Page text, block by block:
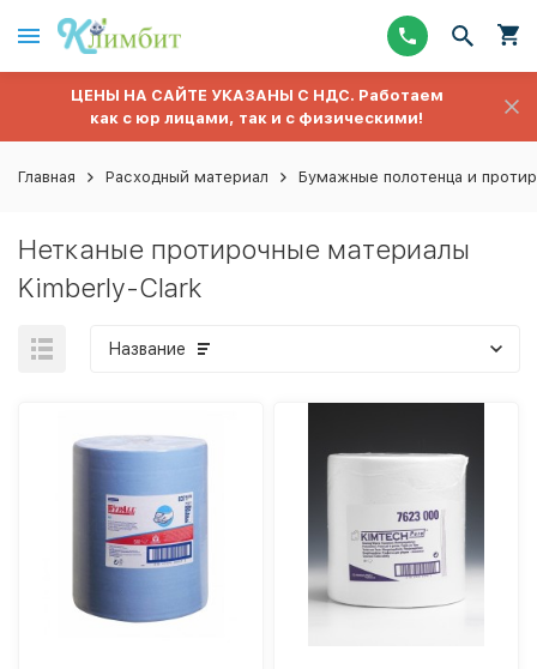
ЦЕНЫ НА САЙТЕ УКАЗАНЫ С НДС. Работаем
как с юр лицами, так и с физическими!
Главная Расходный материал Бумажные полотенца и
Нетканые протирочные материалы
Kimberly-Clark
Название